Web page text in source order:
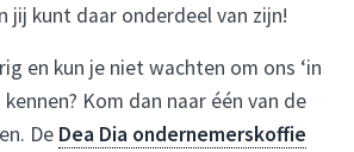
jij kunt daar onderdeel van zijn!
en kun je niet wachten om ons ‘in
Kom dan naar één van de
De Dea Dia ondernemerskoffie